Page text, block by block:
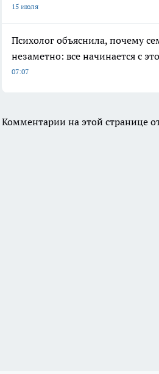
15 июля
Психолог объяснила, почему
незаметно: все начинается с
07:07
Комментарии на этой странице